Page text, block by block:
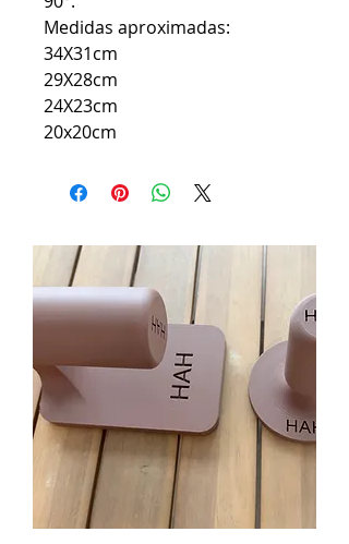
Medidas aproximadas:
34X31cm
29X28cm
24X23cm
20x20cm